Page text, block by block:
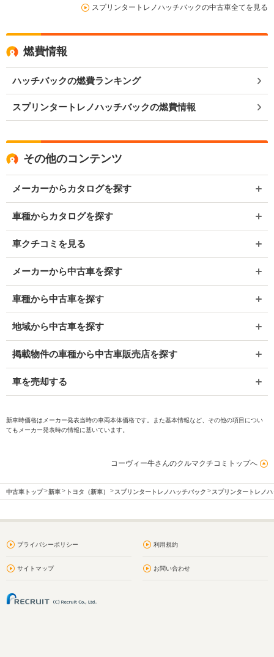
スプリンタートレノハッチバックの中古車全てを見る
燃費情報
ハッチバックの燃費ランキング
スプリンタートレノハッチバックの燃費情報
その他のコンテンツ
メーカーからカタログを探す
車種からカタログを探す
車クチコミを見る
メーカーから中古車を探す
車種から中古車を探す
地域から中古車を探す
掲載物件の車種から中古車販売店を探す
車を売却する
新車時価格はメーカー発表当時の車両本体価格です。また基本情報など、その他の項目につい
てもメーカー発表時の情報に基いています。
コーヴィー牛さんのクルマクチコミトップへ
中古車トップ 新車 トヨタ（新車） スプリンタートレノハッチバック スプリンタートレノ
プライバシーポリシー 利用規約
サイトマップ お問い合わせ